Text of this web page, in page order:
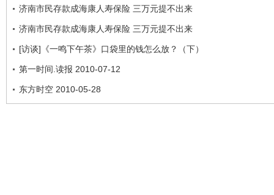
济南市民存款成海康人寿保险 三万元提不出来
济南市民存款成海康人寿保险 三万元提不出来
[访谈]《一鸣下午茶》口袋里的钱怎么放？（下）
第一时间.读报 2010-07-12
东方时空 2010-05-28